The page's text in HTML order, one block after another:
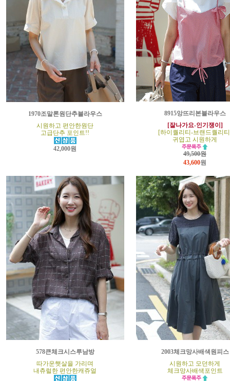
1970조말론원단추블라우스
시원하고 편안한원단
고급단추 포인트!!
42,000원
8915앙뜨리본블라우스
[잘나가요-인기쟁이]
[하이퀄리티-브랜드퀄리
귀엽고 시원하게
49,500원
43,600원
578큰체크시스루남방
따가운햇살을 가리며
내츄럴한 편안한캐쥬얼
2003체크망사배색원피스
시원하고 모던하게
체크망사배색포인트